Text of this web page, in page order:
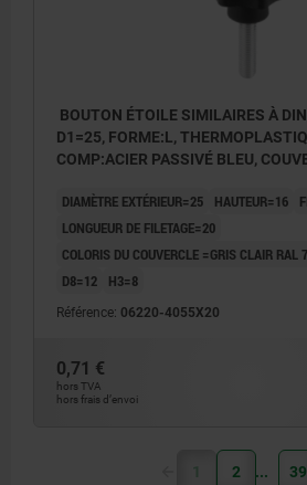
BOUTON ÉTOILE SIMILAIRES À
D1=25, FORME:L,
COMP:ACIER PASSIVÉ BLEU,
DIAMÈTRE EXTÉRIEUR=25 HAUTEUR=16
LONGUEUR DE FILETAGE=20
COLORIS DU COUVERCLE =GRIS CLAIR RAL
D8=12
H3=8
Référence: 06220-4055X20
0,71 €
hors TVA
hors frais d’envoi
1 2 39